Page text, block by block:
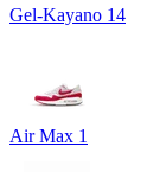
Gel-Kayano 14
Air Max 1